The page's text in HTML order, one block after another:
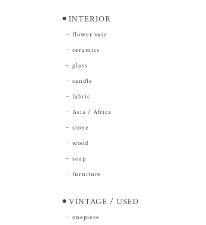
⚫︎INTERIOR
flower vase
ceramics
glass
candle
fabric
Asia / Africa
stone
wood
soap
furniture
⚫︎VINTAGE / USED
onepiece